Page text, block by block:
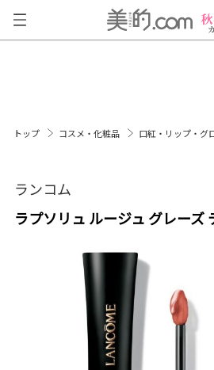
トップ コスメ・化粧品 口紅・リップ・グ
ランコム
ラプソリュ ルージュ グレーズ